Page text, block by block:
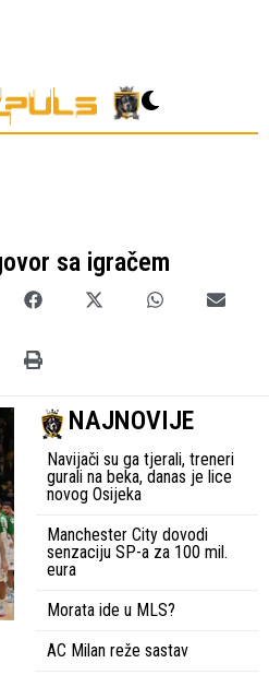
sa igračem
NAJNOVIJE
Navijači su ga tjerali, treneri
gurali na beka, danas je lice
novog Osijeka
Manchester City dovodi
senzaciju SP-a za 100 mil.
eura
Morata ide u MLS?
AC Milan reže sastav